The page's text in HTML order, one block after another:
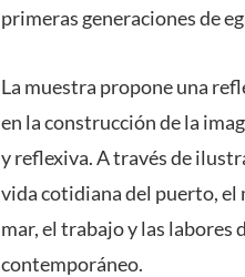
primeras generaciones de
La muestra propone una
en la construcción de la
y reflexiva. A través de
vida cotidiana del puerto, el
mar, el trabajo y las
contemporáneo.